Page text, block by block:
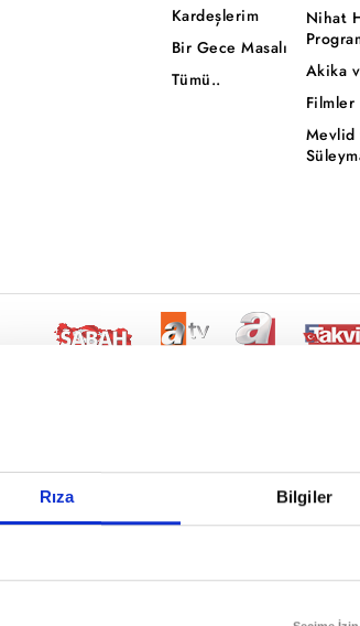
Rıza Bilgiler
Reddet
Kardeşlerim
Bir Gece Masalı
Tümü..
Nihat
Akika
Filmler
Mevlid